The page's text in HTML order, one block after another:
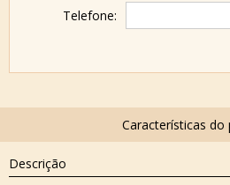
Telefone:
Descrição